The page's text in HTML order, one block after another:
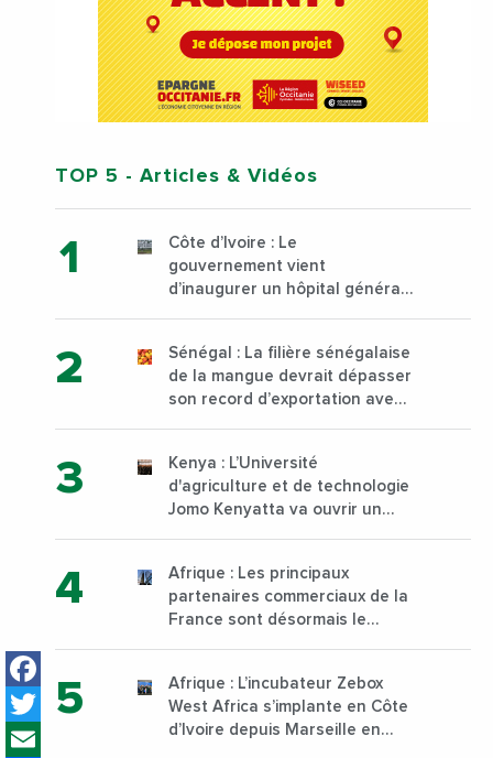
Facebook
Twitter
TOP 5 - Articles & Vidéos
Côte d’Ivoire : Le
gouvernement vient
d’inaugurer un hôpital général
Sénégal : La filière sénégalaise
de la mangue devrait dépasser
son record d’exportation avec
Kenya : L’Université
d'agriculture et de technologie
Jomo Kenyatta va ouvrir un
sur son campus de Karen à
Nairobi dès janvier 2023
Afrique : Les principaux
partenaires commerciaux de la
France sont désormais le
Afrique : L’incubateur Zebox
West Africa s’implante en Côte
d’Ivoire depuis Marseille en